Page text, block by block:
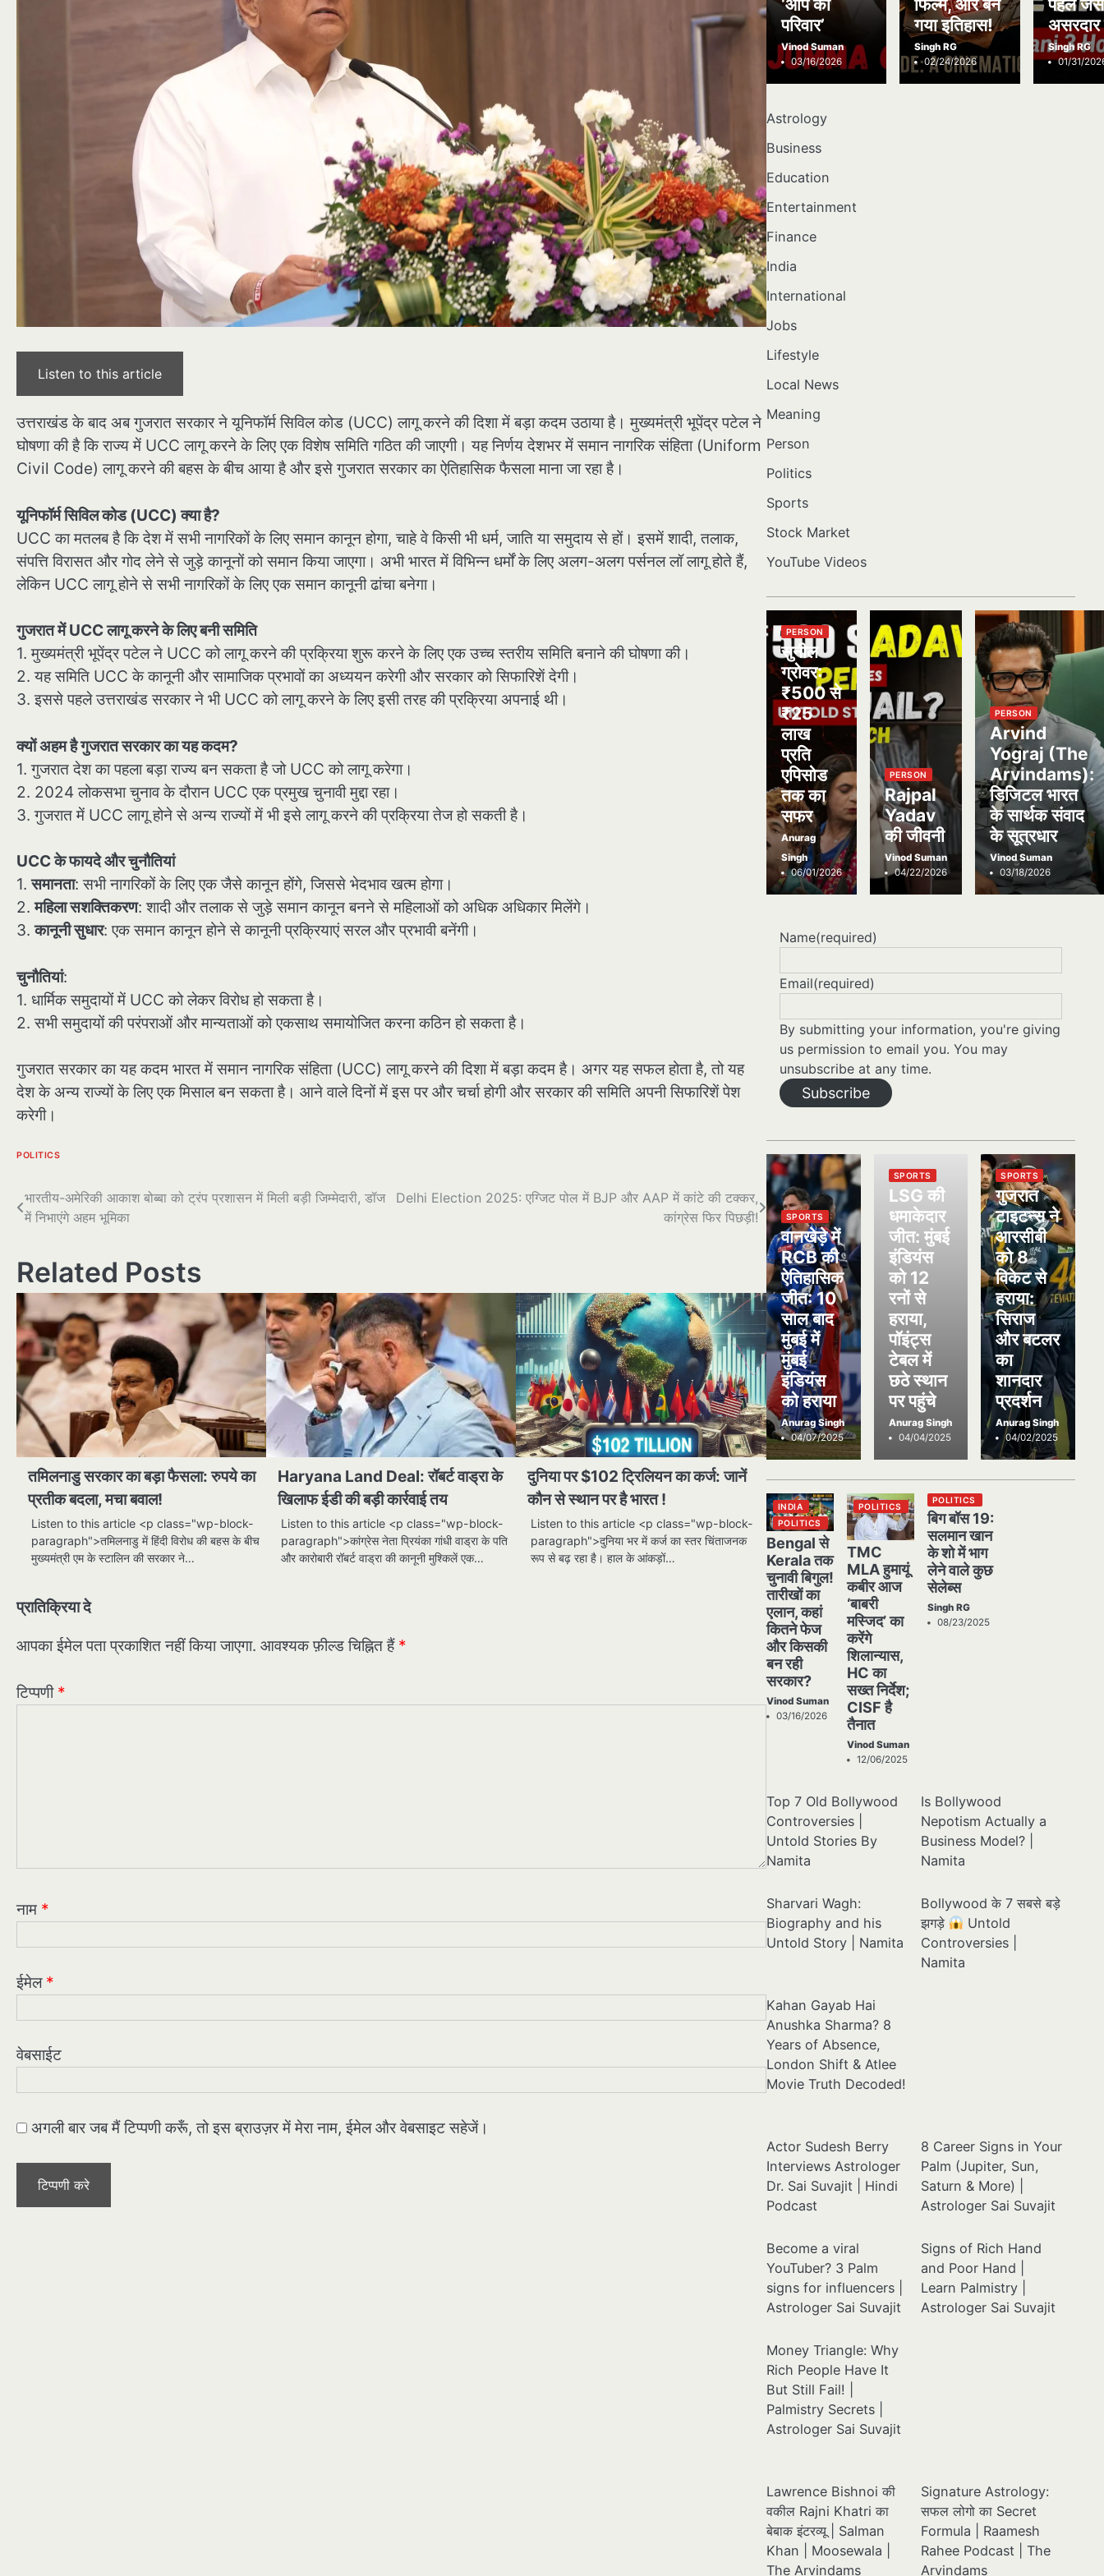
Listen to this article
उत्तराखंड के बाद अब गुजरात सरकार ने यूनिफॉर्म सिविल कोड (UCC) लागू करने की दिशा में बड़ा कदम उठाया है। मुख्यमंत्री भूपेंद्र पटेल ने
घोषणा की है कि राज्य में UCC लागू करने के लिए एक विशेष समिति गठित की जाएगी। यह निर्णय देशभर में समान नागरिक संहिता (Uniform
Civil Code) लागू करने की बहस के बीच आया है और इसे गुजरात सरकार का ऐतिहासिक फैसला माना जा रहा है।
यूनिफॉर्म सिविल कोड (UCC) क्या है?
UCC का मतलब है कि देश में सभी नागरिकों के लिए समान कानून होगा, चाहे वे किसी भी धर्म, जाति या समुदाय से हों। इसमें शादी, तलाक,
संपत्ति विरासत और गोद लेने से जुड़े कानूनों को समान किया जाएगा। अभी भारत में विभिन्न धर्मों के लिए अलग-अलग पर्सनल लॉ लागू होते हैं,
लेकिन UCC लागू होने से सभी नागरिकों के लिए एक समान कानूनी ढांचा बनेगा।
गुजरात में UCC लागू करने के लिए बनी समिति
1. मुख्यमंत्री भूपेंद्र पटेल ने UCC को लागू करने की प्रक्रिया शुरू करने के लिए एक उच्च स्तरीय समिति बनाने की घोषणा की।
2. यह समिति UCC के कानूनी और सामाजिक प्रभावों का अध्ययन करेगी और सरकार को सिफारिशें देगी।
3. इससे पहले उत्तराखंड सरकार ने भी UCC को लागू करने के लिए इसी तरह की प्रक्रिया अपनाई थी।
क्यों अहम है गुजरात सरकार का यह कदम?
1. गुजरात देश का पहला बड़ा राज्य बन सकता है जो UCC को लागू करेगा।
2. 2024 लोकसभा चुनाव के दौरान UCC एक प्रमुख चुनावी मुद्दा रहा।
3. गुजरात में UCC लागू होने से अन्य राज्यों में भी इसे लागू करने की प्रक्रिया तेज हो सकती है।
UCC के फायदे और चुनौतियां
1.समानता: सभी नागरिकों के लिए एक जैसे कानून होंगे, जिससे भेदभाव खत्म होगा।
2.महिला सशक्तिकरण: शादी और तलाक से जुड़े समान कानून बनने से महिलाओं को अधिक अधिकार मिलेंगे।
3.कानूनी सुधार: एक समान कानून होने से कानूनी प्रक्रियाएं सरल और प्रभावी बनेंगी।
चुनौतियां:
1. धार्मिक समुदायों में UCC को लेकर विरोध हो सकता है।
2. सभी समुदायों की परंपराओं और मान्यताओं को एकसाथ समायोजित करना कठिन हो सकता है।
गुजरात सरकार का यह कदम भारत में समान नागरिक संहिता (UCC) लागू करने की दिशा में बड़ा कदम है। अगर यह सफल होता है, तो यह
देश के अन्य राज्यों के लिए एक मिसाल बन सकता है। आने वाले दिनों में इस पर और चर्चा होगी और सरकार की समिति अपनी सिफारिशें पेश
करेगी।
POLITICS
पोस्ट
नेविगेशन
भारतीय-अमेरिकी आकाश बोब्बा को ट्रंप प्रशासन में मिली बड़ी जिम्मेदारी, डॉज
में निभाएंगे अहम भूमिका
Delhi Election 2025: एग्जिट पोल में BJP और AAP में कांटे की टक्कर,
कांग्रेस फिर पिछड़ी!
Related Posts
तमिलनाडु सरकार का बड़ा फैसला: रुपये का
प्रतीक बदला, मचा बवाल!
Listen to this article <p class="wp-block-
paragraph">तमिलनाडु में हिंदी विरोध की बहस के बीच
मुख्यमंत्री एम के स्टालिन की सरकार ने…
Haryana Land Deal: रॉबर्ट वाड्रा के
खिलाफ ईडी की बड़ी कार्रवाई तय
Listen to this article <p class="wp-block-
paragraph">कांग्रेस नेता प्रियंका गांधी वाड्रा के पति
और कारोबारी रॉबर्ट वाड्रा की कानूनी मुश्किलें एक…
दुनिया पर $102 ट्रिलियन का कर्ज: जानें
कौन से स्थान पर है भारत !
Listen to this article <p class="wp-block-
paragraph">दुनिया भर में कर्ज का स्तर चिंताजनक
रूप से बढ़ रहा है। हाल के आंकड़ों…
प्रातिक्रिया दे
आपका ईमेल पता प्रकाशित नहीं किया जाएगा. आवश्यक फ़ील्ड चिह्नित हैं *
टिप्पणी *
नाम *
ईमेल *
वेबसाईट
अगली बार जब मैं टिप्पणी करूँ, तो इस ब्राउज़र में मेरा नाम, ईमेल और वेबसाइट सहेजें।
‘आप का
परिवार’
Vinod Suman
03/16/2026
फिल्में, और बन
गया इतिहास!
Singh RG
02/24/2026
पहले
असरदार
Singh RG
01/31/
Astrology
Business
Education
Entertainment
Finance
India
International
Jobs
Lifestyle
Local News
Meaning
Person
Politics
Sports
Stock Market
YouTube Videos
PERSON
सुनील
ग्रोवर:
₹500 से
₹25
लाख
प्रति
एपिसोड
तक का
सफर
Anurag
Singh
06/01/2026
PERSON
Rajpal
Yadav
की जीवनी
Vinod Suman
04/22/2026
PERSON
Arvind
Yograj (The
Arvindams):
डिजिटल भारत
के सार्थक संवाद
के सूत्रधार
Vinod Suman
03/18/2026
Name(required)
Email(required)
By submitting your information, you're giving
us permission to email you. You may
unsubscribe at any time.
Subscribe
SPORTS
वानखेड़े में
RCB की
ऐतिहासिक
जीत: 10
साल बाद
मुंबई में
मुंबई
इंडियंस
को हराया
Anurag Singh
04/07/2025
SPORTS
LSG की
धमाकेदार
जीत: मुंबई
इंडियंस
को 12
रनों से
हराया,
पॉइंट्स
टेबल में
छठे स्थान
पर पहुंचे
Anurag Singh
04/04/2025
SPORTS
गुजरात
टाइटन्स ने
आरसीबी
को 8
विकेट से
हराया:
सिराज
और बटलर
का
शानदार
प्रदर्शन
Anurag Singh
04/02/2025
INDIA
POLITICS
Bengal से
Kerala तक
चुनावी बिगुल!
तारीखों का
एलान, कहां
कितने फेज
और किसकी
बन रही
सरकार?
Vinod Suman
03/16/2026
POLITICS
TMC
MLA हुमायूं
कबीर आज
‘बाबरी
मस्जिद’ का
करेंगे
शिलान्यास,
HC का
सख्त निर्देश;
CISF है
तैनात
Vinod Suman
12/06/2025
POLITICS
बिग बॉस 19:
सलमान खान
के शो में भाग
लेने वाले कुछ
सेलेब्स
Singh RG
08/23/2025
Top 7 Old Bollywood
Controversies |
Untold Stories By
Namita
Is Bollywood
Nepotism Actually a
Business Model? |
Namita
Sharvari Wagh:
Biography and his
Untold Story | Namita
Bollywood के 7 सबसे बड़े
झगड़े
Untold
Controversies |
Namita
Kahan Gayab Hai
Anushka Sharma? 8
Years of Absence,
London Shift & Atlee
Movie Truth Decoded!
Actor Sudesh Berry
Interviews Astrologer
Dr. Sai Suvajit | Hindi
Podcast
8 Career Signs in Your
Palm (Jupiter, Sun,
Saturn & More) |
Astrologer Sai Suvajit
Become a viral
YouTuber? 3 Palm
signs for influencers |
Astrologer Sai Suvajit
Signs of Rich Hand
and Poor Hand |
Learn Palmistry |
Astrologer Sai Suvajit
Money Triangle: Why
Rich People Have It
But Still Fail! |
Palmistry Secrets |
Astrologer Sai Suvajit
Lawrence Bishnoi की
वकील Rajni Khatri का
बेबाक इंटरव्यू | Salman
Khan | Moosewala |
The Arvindams
Signature Astrology:
सफल लोगो का Secret
Formula | Raamesh
Rahee Podcast | The
Arvindams